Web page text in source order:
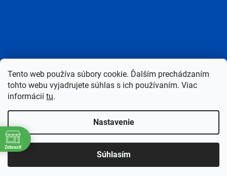
Tento web používa súbory cookie. Ďalším prechádzaním
tohto webu vyjadrujete súhlas s ich používaním. Viac
informácií tu.
Nastavenie
Súhlasím
Copyright 2026
Upraviť
nastavenie cookies
Zobraziť